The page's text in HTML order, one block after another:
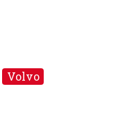
Volvo